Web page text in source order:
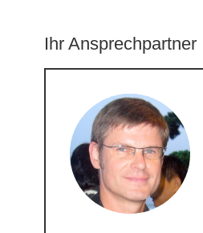
Ihr Ansprechpartner